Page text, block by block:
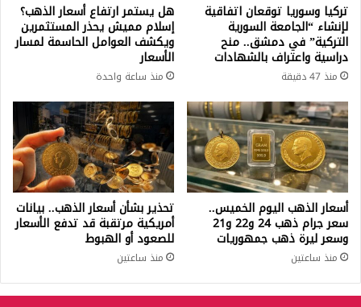
تركيا وسوريا توقعان اتفاقية
لإنشاء “الجامعة السورية
التركية” في دمشق.. منح
دراسية واعتراف بالشهادات
منذ 47 دقيقة
هل يستمر ارتفاع أسعار الذهب؟
إسلام مميش يحذر المستثمرين
ويكشف العوامل الحاسمة لمسار
الأسعار
منذ ساعة واحدة
أسعار الذهب اليوم الخميس..
سعر جرام ذهب 24 و22 و21
وسعر ليرة ذهب جمهوريات
منذ ساعتين
تحذير بشأن أسعار الذهب.. بيانات
أمريكية مرتقبة قد تدفع الأسعار
للصعود أو الهبوط
منذ ساعتين